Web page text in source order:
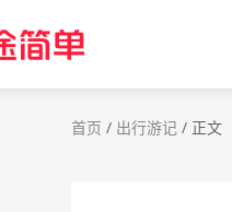
首页 / 出行游记 / 正文